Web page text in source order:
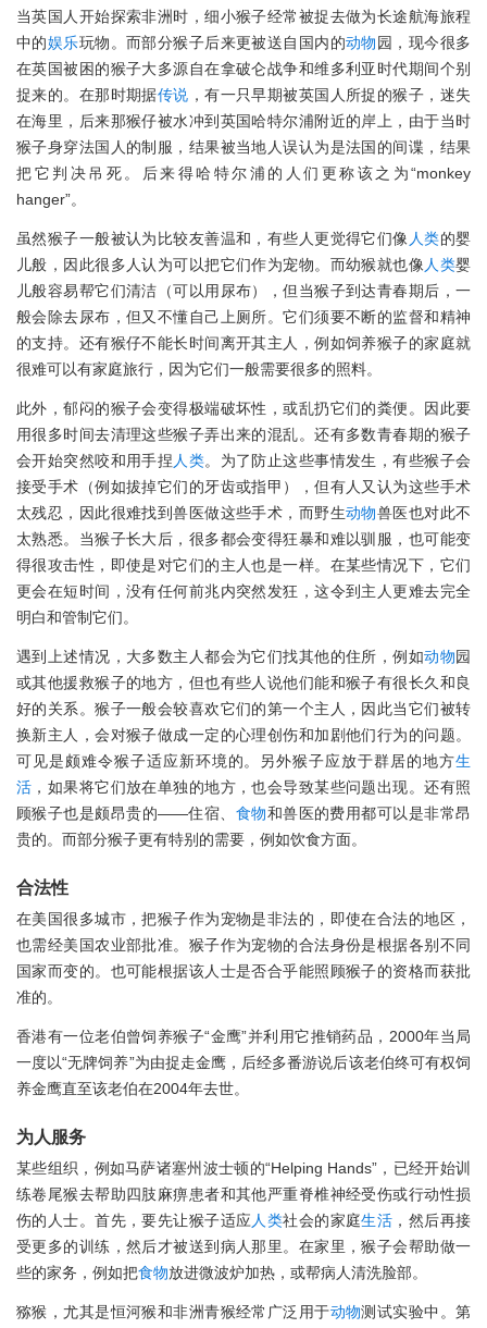
当英国人开始探索非洲时，细小猴子经常被捉去做为长途航海旅程
中的娱乐玩物。而部分猴子后来更被送自国内的动物园，现今很多
在英国被困的猴子大多源自在拿破仑战争和维多利亚时代期间个别
捉来的。在那时期据传说 ，有一只早期被英国人所捉的猴子，迷失
在海里，后来那猴仔被水冲到英国哈特尔浦附近的岸上，由于当时
猴子身穿法国人的制服，结果被当地人误认为是法国的间谍，结果
把它判决吊死。后来得哈特尔浦的人们更称该之为“monkey
hanger”。
虽然猴子一般被认为比较友善温和，有些人更觉得它们像人类的婴
儿般，因此很多人认为可以把它们作为宠物。而幼猴就也像人类婴
儿般容易帮它们清洁（可以用尿布），但当猴子到达青春期后，一
般会除去尿布，但又不懂自己上厕所。它们须要不断的监督和精神
的支持。还有猴仔不能长时间离开其主人，例如饲养猴子的家庭就
很难可以有家庭旅行，因为它们一般需要很多的照料。
此外，郁闷的猴子会变得极端破坏性，或乱扔它们的粪便。因此要
用很多时间去清理这些猴子弄出来的混乱。还有多数青春期的猴子
会开始突然咬和用手捏人类。为了防止这些事情发生，有些猴子会
接受手术（例如拔掉它们的牙齿或指甲），但有人又认为这些手术
太残忍，因此很难找到兽医做这些手术，而野生动物兽医也对此不
太熟悉。当猴子长大后，很多都会变得狂暴和难以驯服，也可能变
得很攻击性，即使是对它们的主人也是一样。在某些情况下，它们
更会在短时间，没有任何前兆内突然发狂，这令到主人更难去完全
明白和管制它们。
遇到上述情况，大多数主人都会为它们找其他的住所，例如动物园
或其他援救猴子的地方，但也有些人说他们能和猴子有很长久和良
好的关系。猴子一般会较喜欢它们的第一个主人，因此当它们被转
换新主人，会对猴子做成一定的心理创伤和加剧他们行为的问题。
可见是颇难令猴子适应新环境的。另外猴子应放于群居的地方生
活 ，如果将它们放在单独的地方，也会导致某些问题出现。还有照
顾猴子也是颇昂贵的——住宿、 食物和兽医的费用都可以是非常昂
贵的。而部分猴子更有特别的需要，例如饮食方面。
合法性
在美国很多城市，把猴子作为宠物是非法的，即使在合法的地区，
也需经美国农业部批准。猴子作为宠物的合法身份是根据各别不同
国家而变的。也可能根据该人士是否合乎能照顾猴子的资格而获批
准的。
香港有一位老伯曾饲养猴子“金鹰”并利用它推销药品，2000年当局
一度以“无牌饲养”为由捉走金鹰，后经多番游说后该老伯终可有权饲
养金鹰直至该老伯在2004年去世。
为人服务
某些组织，例如马萨诸塞州波士顿的“Helping Hands”，已经开始训
练卷尾猴去帮助四肢麻痹患者和其他严重脊椎神经受伤或行动性损
伤的人士。首先，要先让猴子适应人类社会的家庭生活 ，然后再接
受更多的训练，然后才被送到病人那里。在家里，猴子会帮助做一
些的家务，例如把食物放进微波炉加热，或帮病人清洗脸部。
猕猴，尤其是恒河猴和非洲青猴经常广泛用于动物测试实验中。第